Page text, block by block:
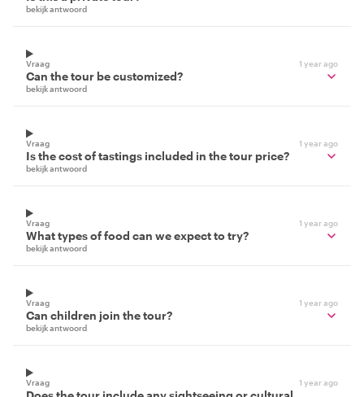
bekijk antwoord
Vraag 1 year ago
Can the tour be customized?
bekijk antwoord
Vraag 1 year ago
Is the cost of tastings included in the tour price?
bekijk antwoord
Vraag 1 year ago
What types of food can we expect to try?
bekijk antwoord
Vraag 1 year ago
Can children join the tour?
bekijk antwoord
Vraag 1 year ago